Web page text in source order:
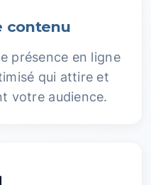
contenu
présence en ligne
qui attire et
votre audience.